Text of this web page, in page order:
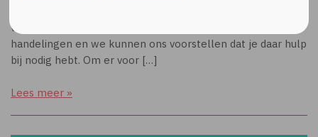
videobellen gepland. Dat vraagt vooraf om allerlei extra
handelingen en we kunnen ons voorstellen dat je daar hulp
bij nodig hebt. Om er voor […]
Lees meer »